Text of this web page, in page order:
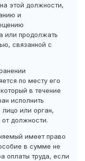
этой должности,
и
или продолжать
связанной с
по месту его
в течение
исполнить
или орган,
должности.
имеет право
в сумме не
оплаты труда, если